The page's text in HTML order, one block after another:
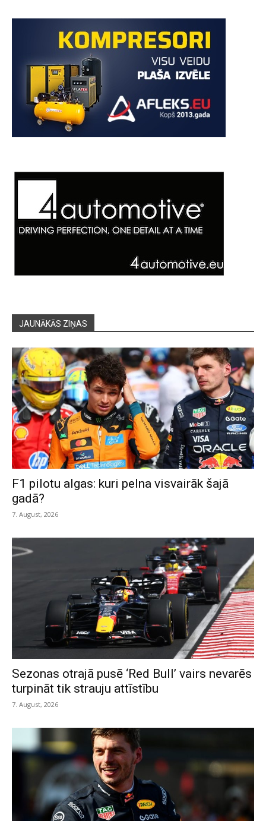
JAUNĀKĀS ZIŅAS
F1 pilotu algas: kuri pelna visvairāk šajā
gadā?
7. August, 2026
Sezonas otrajā pusē ‘Red Bull’ vairs nevarēs
turpināt tik strauju attīstību
7. August, 2026